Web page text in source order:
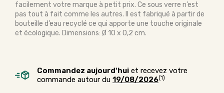
facilement votre marque à petit prix. Ce sous verre n’est
pas tout à fait comme les autres. Il est fabriqué à partir de
bouteille d’eau recyclé ce qui apporte une touche originale
et écologique. Dimensions: Ø 10 x 0,2 cm.
Commandez aujourd'hui et recevez votre
commande autour du 19/08/2026(1)